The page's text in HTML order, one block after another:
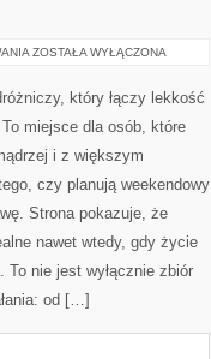
KUALA
NORWEGIA
ZOSTAŁA WYŁĄCZONA
który łączy lekkość
miejsce dla osób, które
i z większym
czy planują weekendowy
Strona pokazuje, że
nawet wtedy, gdy życie
nie jest wyłącznie zbiór
od […]